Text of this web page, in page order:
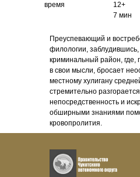
время
12+
7 мин
Преуспевающий и
филологии,
криминальный район, где,
в свои мысли, бросает
местному хулигану
стремительно
непосредственность и
обширными знаниями
кровопролития.